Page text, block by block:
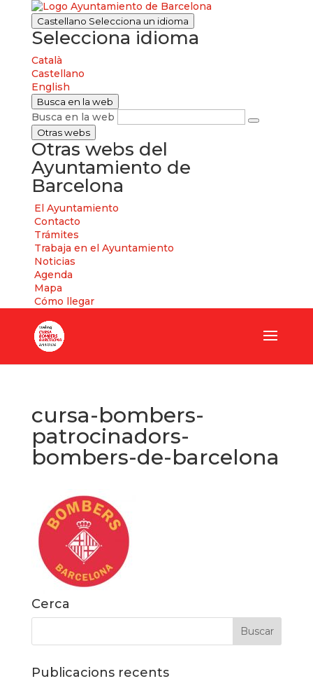
Castellano Selecciona un idioma
Selecciona idioma
Català
Castellano
English
Busca en la web
Busca en la web
Otras webs
Otras webs del
Ayuntamiento de
Barcelona
El Ayuntamiento
Contacto
Trámites
Trabaja en el Ayuntamiento
Noticias
Agenda
Mapa
Cómo llegar
cursa-bombers-
patrocinadors-
bombers-de-barcelona
Cerca
Publicacions recents